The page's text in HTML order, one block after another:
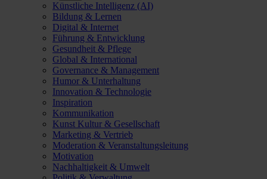
Künstliche Intelligenz (AI)
Bildung & Lernen
Digital & Internet
Führung & Entwicklung
Gesundheit & Pflege
Global & International
Governance & Management
Humor & Unterhaltung
Innovation & Technologie
Inspiration
Kommunikation
Kunst Kultur & Gesellschaft
Marketing & Vertrieb
Moderation & Veranstaltungsleitung
Motivation
Nachhaltigkeit & Umwelt